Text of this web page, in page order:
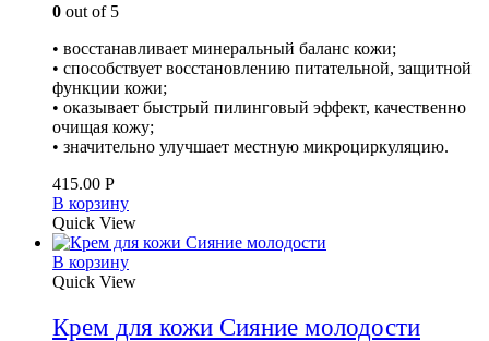
0 out of 5
• восстанавливает минеральный баланс кожи;
• способствует восстановлению питательной, защитной
функции кожи;
• оказывает быстрый пилинговый эффект, качественно
очищая кожу;
• значительно улучшает местную микроциркуляцию.
415.00 Р
В корзину
Quick View
В корзину
Quick View
Крем для кожи Сияние молодости